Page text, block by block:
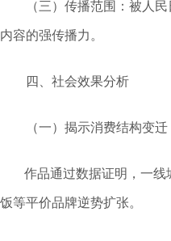
（三）传播范围：被人
内容的强传播力。
四、社会效果分析
（一）揭示消费结构变迁
作品通过数据证明，一线
饭等平价品牌逆势扩张。